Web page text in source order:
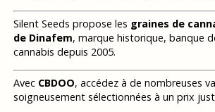
Silent Seeds propose les graines de
de Dinafem, marque historique, banque
cannabis depuis 2005.
Avec CBDOO, accédez à de nombreuses
soigneusement sélectionnées à un prix